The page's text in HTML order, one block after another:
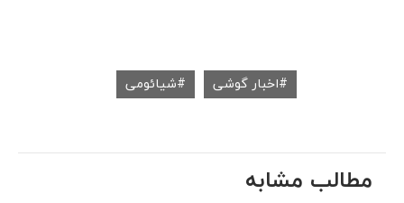
اخبار گوشی شیائومی
مطالب مشابه